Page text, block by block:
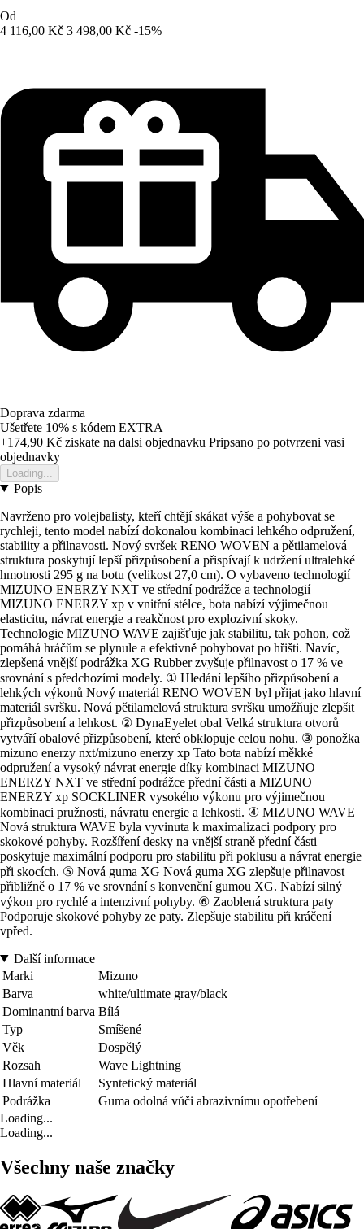
Od
4 116,00 Kč 3 498,00 Kč -15%
Doprava zdarma
Ušetřete 10% s kódem EXTRA
+174,90 Kč ziskate na dalsi objednavku Pripsano po potvrzeni vasi
objednavky
Loading...
Popis
Navrženo pro volejbalisty, kteří chtějí skákat výše a pohybovat se
rychleji, tento model nabízí dokonalou kombinaci lehkého odpružení,
stability a přilnavosti. Nový svršek RENO WOVEN a pětilamelová
struktura poskytují lepší přizpůsobení a přispívají k udržení ultralehké
hmotnosti 295 g na botu (velikost 27,0 cm). O vybaveno technologií
MIZUNO ENERZY NXT ve střední podrážce a technologií
MIZUNO ENERZY xp v vnitřní stélce, bota nabízí výjimečnou
elasticitu, návrat energie a reakčnost pro explozivní skoky.
Technologie MIZUNO WAVE zajišťuje jak stabilitu, tak pohon, což
pomáhá hráčům se plynule a efektivně pohybovat po hřišti. Navíc,
zlepšená vnější podrážka XG Rubber zvyšuje přilnavost o 17 % ve
srovnání s předchozími modely. ① Hledání lepšího přizpůsobení a
lehkých výkonů Nový materiál RENO WOVEN byl přijat jako hlavní
materiál svršku. Nová pětilamelová struktura svršku umožňuje zlepšit
přizpůsobení a lehkost. ② DynaEyelet obal Velká struktura otvorů
vytváří obalové přizpůsobení, které obklopuje celou nohu. ③ ponožka
mizuno enerzy nxt/mizuno enerzy xp Tato bota nabízí měkké
odpružení a vysoký návrat energie díky kombinaci MIZUNO
ENERZY NXT ve střední podrážce přední části a MIZUNO
ENERZY xp SOCKLINER vysokého výkonu pro výjimečnou
kombinaci pružnosti, návratu energie a lehkosti. ④ MIZUNO WAVE
Nová struktura WAVE byla vyvinuta k maximalizaci podpory pro
skokové pohyby. Rozšíření desky na vnější straně přední části
poskytuje maximální podporu pro stabilitu při poklusu a návrat energie
při skocích. ⑤ Nová guma XG Nová guma XG zlepšuje přilnavost
přibližně o 17 % ve srovnání s konvenční gumou XG. Nabízí silný
výkon pro rychlé a intenzivní pohyby. ⑥ Zaoblená struktura paty
Podporuje skokové pohyby ze paty. Zlepšuje stabilitu při kráčení
vpřed.
Další informace
Marki
Mizuno
Barva
white/ultimate gray/black
Dominantní barva Bílá
Typ
Smíšené
Věk
Dospělý
Rozsah
Wave Lightning
Hlavní materiál
Syntetický materiál
Podrážka
Guma odolná vůči abrazivnímu opotřebení
Loading...
Loading...
Všechny naše značky